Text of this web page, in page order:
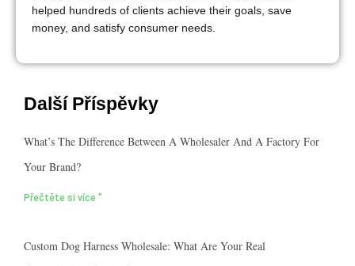
helped hundreds of clients achieve their goals, save
money, and satisfy consumer needs.
Další Příspěvky
What’s The Difference Between A Wholesaler And A Factory For
Your Brand?
Přečtěte si více "
Custom Dog Harness Wholesale: What Are Your Real